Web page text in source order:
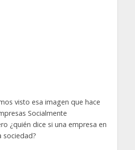
visto esa imagen que hace
Socialmente
¿quién dice si una empresa en
sociedad?